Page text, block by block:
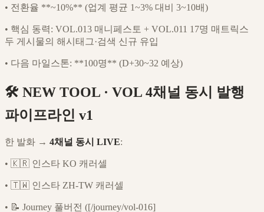
• 전환율 **~10%** (업계 평균 1~3% 대비 3~10배)
• 핵심 동력: VOL.013 매니페스토 + VOL.011 17명 매트릭스
두 게시물의 해시태그·검색 신규 유입
• 다음 마일스톤: **100명** (D+30~32 예상)
🛠️ NEW TOOL · VOL 4채널 동시 발행
파이프라인 v1
한 발화 → 4채널 동시 LIVE:
• 🇰🇷 인스타 KO 캐러셀
• 🇹🇼 인스타 ZH-TW 캐러셀
• 📝 Journey 풀버전 ([/journey/vol-016]